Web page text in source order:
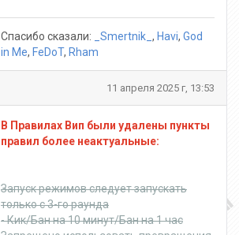
Спасибо сказали: _Smertnik_ , Havi, God
in Me, FeDoT, Rham
11 апреля 2025 г, 13:53
В Правилах Вип были удалены пункты
правил более неактуальные:
Запуск режимов следует запускать
только с 3-го раунда
- Кик/Бан на 10 минут/Бан на 1 час